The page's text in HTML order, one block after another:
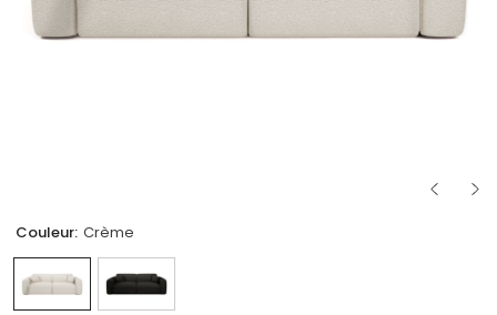
Couleur: Crème